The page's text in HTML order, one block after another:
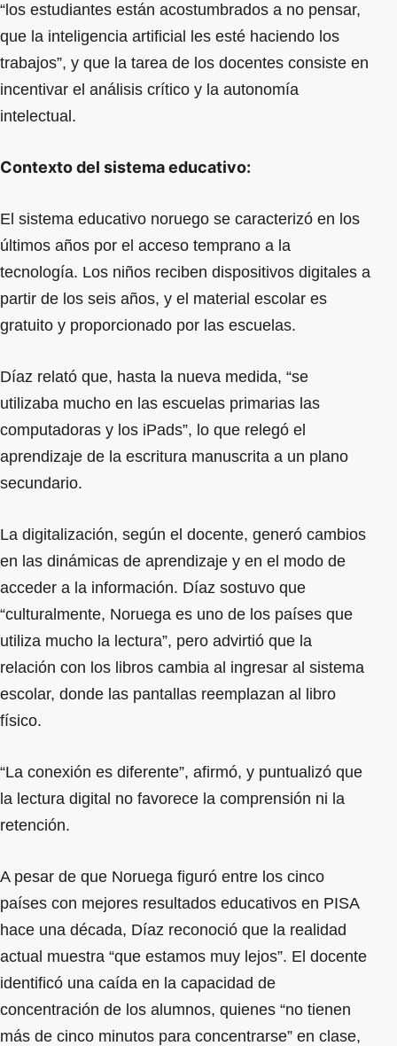
“los estudiantes están acostumbrados a no pensar,
que la inteligencia artificial les esté haciendo los
trabajos”, y que la tarea de los docentes consiste en
incentivar el análisis crítico y la autonomía
intelectual.
Contexto del sistema educativo:
El sistema educativo noruego se caracterizó en los
últimos años por el acceso temprano a la
tecnología. Los niños reciben dispositivos digitales a
partir de los seis años, y el material escolar es
gratuito y proporcionado por las escuelas.
Díaz relató que, hasta la nueva medida, “se
utilizaba mucho en las escuelas primarias las
computadoras y los iPads”, lo que relegó el
aprendizaje de la escritura manuscrita a un plano
secundario.
La digitalización, según el docente, generó cambios
en las dinámicas de aprendizaje y en el modo de
acceder a la información. Díaz sostuvo que
“culturalmente, Noruega es uno de los países que
utiliza mucho la lectura”, pero advirtió que la
relación con los libros cambia al ingresar al sistema
escolar, donde las pantallas reemplazan al libro
físico.
“La conexión es diferente”, afirmó, y puntualizó que
la lectura digital no favorece la comprensión ni la
retención.
A pesar de que Noruega figuró entre los cinco
países con mejores resultados educativos en PISA
hace una década, Díaz reconoció que la realidad
actual muestra “que estamos muy lejos”. El docente
identificó una caída en la capacidad de
concentración de los alumnos, quienes “no tienen
más de cinco minutos para concentrarse” en clase,